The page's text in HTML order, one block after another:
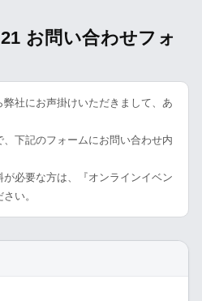
お問い合わせフォ
社にお声掛けいただきまして、あ
下記のフォームにお問い合わせ内
必要な方は、『オンラインイベン
い。